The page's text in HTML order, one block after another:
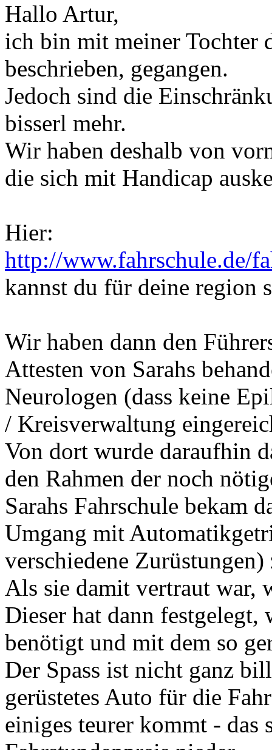
Hallo Artur,
ich bin mit meiner Tochter
beschrieben, gegangen.
Jedoch sind die
bisserl mehr.
Wir haben deshalb von
die sich mit Handicap
Hier:
http://www.fahrschule.de/
kannst du für deine region
Wir haben dann den
Attesten von Sarahs
Neurologen (dass keine
/ Kreisverwaltung
Von dort wurde daraufhin
den Rahmen der noch
Sarahs Fahrschule bekam
Umgang mit
verschiedene Zurüstungen)
Als sie damit vertraut war,
Dieser hat dann festgelegt,
benötigt und mit dem so
Der Spass ist nicht ganz
gerüstetes Auto für die
einiges teurer kommt - das